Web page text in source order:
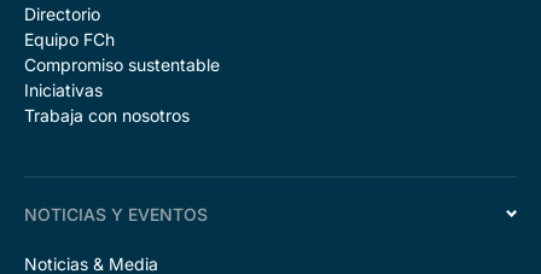
Directorio
Equipo FCh
Compromiso sustentable
Iniciativas
Trabaja con nosotros
NOTICIAS Y EVENTOS
Noticias & Media